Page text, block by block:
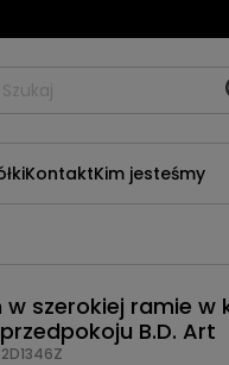
KontaktKim jesteśmy
w szerokiej ramie w
B.D. Art